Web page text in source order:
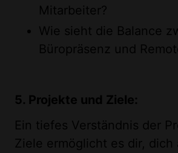
Mitarbeiter?
Wie sieht die Balance
Büropräsenz und
5. Projekte und Ziele:
Ein tiefes Verständnis der
Ziele ermöglicht es dir, dich